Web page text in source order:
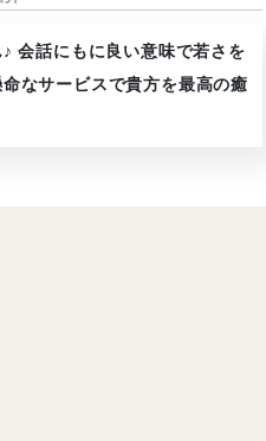
会話にもに良い意味で若さを
なサービスで貴方を最高の癒
T157 B86 D W57 H85
D